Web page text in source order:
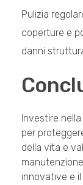
Pulizia
coperture e
danni
Investire
per
della vita e
innovative e